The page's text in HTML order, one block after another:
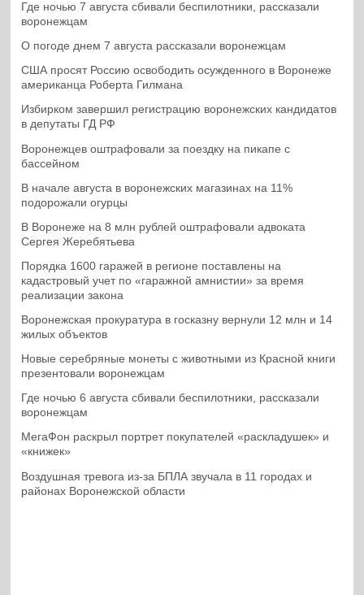
Где ночью 7 августа сбивали беспилотники, рассказали
воронежцам
О погоде днем 7 августа рассказали воронежцам
США просят Россию освободить осужденного в Воронеже
американца Роберта Гилмана
Избирком завершил регистрацию воронежских кандидатов
в депутаты ГД РФ
Воронежцев оштрафовали за поездку на пикапе с
бассейном
В начале августа в воронежских магазинах на 11%
подорожали огурцы
В Воронеже на 8 млн рублей оштрафовали адвоката
Сергея Жеребятьева
Порядка 1600 гаражей в регионе поставлены на
кадастровый учет по «гаражной амнистии» за время
реализации закона
Воронежская прокуратура в госказну вернули 12 млн и 14
жилых объектов
Новые серебряные монеты с животными из Красной книги
презентовали воронежцам
Где ночью 6 августа сбивали беспилотники, рассказали
воронежцам
МегаФон раскрыл портрет покупателей «раскладушек» и
«книжек»
Воздушная тревога из-за БПЛА звучала в 11 городах и
районах Воронежской области